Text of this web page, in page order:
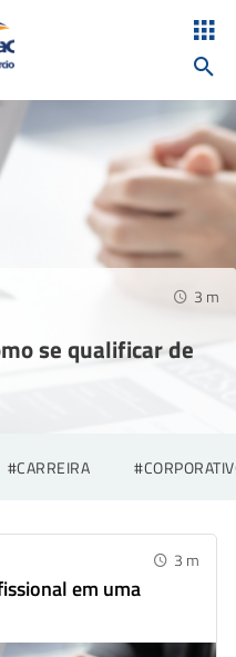
3 m
se qualificar de
#CARREIRA
3 m
em uma